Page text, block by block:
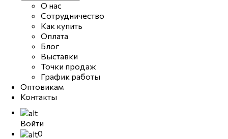
О нас
Сотрудничество
Как купить
Оплата
Блог
Выставки
Точки продаж
График работы
Оптовикам
Контакты
Войти
0